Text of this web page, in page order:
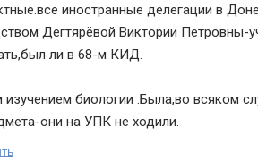
иностранные делегации в
Дегтярёвой Виктории Петровны-
ли в 68-м КИД.
биологии .Была,во всяком
они на УПК не ходили.